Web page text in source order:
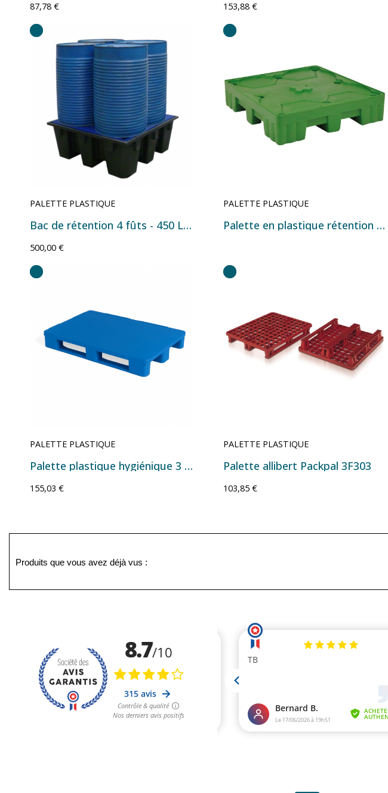
87,78 € 153,88 €
PALETTE PLASTIQUE
Bac de rétention 4 fûts - 450 L - 1280×1280×485 mm
500,00 €
PALETTE PLASTIQUE
Palette en plastique rétention 4 fûts 240 litres WSA07
PALETTE PLASTIQUE
Palette plastique hygiénique 3 semelles lisses - 1200×1000×160 mm
155,03 €
PALETTE PLASTIQUE
Palette allibert Packpal 3F303
103,85 €
Produits que vous avez déjà vus :